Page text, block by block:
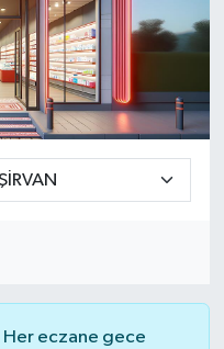
Her eczane gece